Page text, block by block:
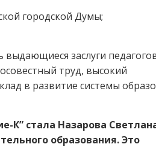
городской Думы;
заслуги
труд, высокий
в развитие системы
К” стала Назарова
образования. Это